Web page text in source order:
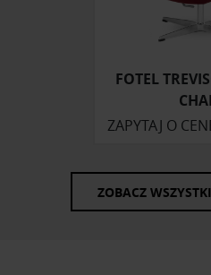
otrzymanymi od Ciebie lub
FOTEL
ZAPYTAJ O
ZOBACZ